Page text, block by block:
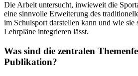
Die Arbeit untersucht, inwieweit die
eine sinnvolle Erweiterung des
im Schulsport darstellen kann und wie sie
Lehrpläne integrieren lässt.
Was sind die zentralen
Publikation?